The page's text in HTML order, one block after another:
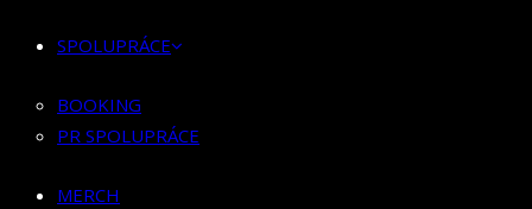
MERCH
SPOLUPRÁCE
BOOKING
PR SPOLUPRÁCE
MERCH